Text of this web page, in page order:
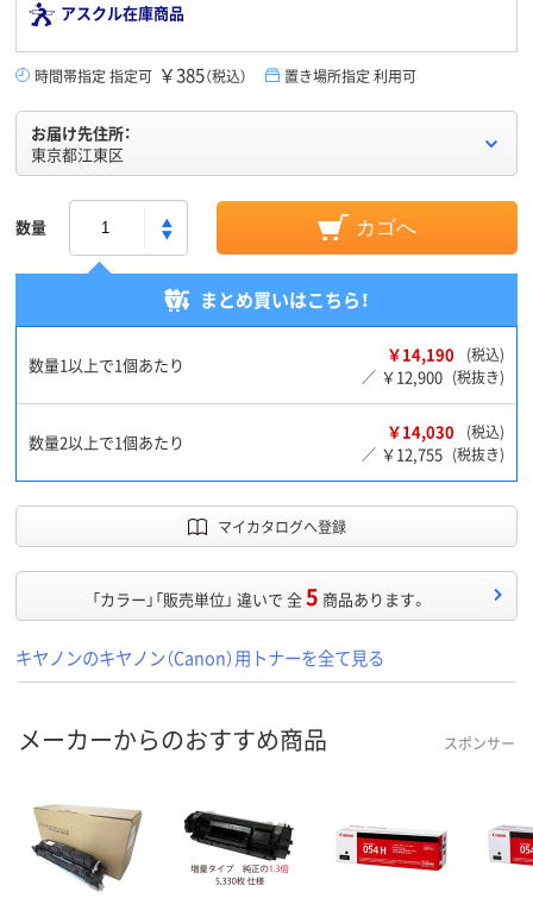
アスクル在庫商品
時間帯指定 指定可 ￥385（税込） 置き場所指定 利用可
お届け先住所：
東京都江東区
数量 カゴへ
まとめ買いはこちら！
数量1以上で1個あたり ￥14,190
(税込)
／ ￥12,900 (税抜き)
数量2以上で1個あたり ￥14,030
(税込)
／ ￥12,755 (税抜き)
マイカタログへ登録
「カラー」「販売単位」 違いで 全5 商品あります。
キヤノンのキヤノン（Canon）用トナーを全て見る
メーカーからのおすすめ商品 スポンサー